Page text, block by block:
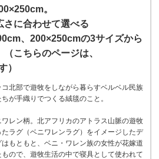
。
に合わせて選べる
、200×250cmの3サイズから
こちらのページは、
）
コ北部で遊牧をしながら暮らすベルベル民族
が手織りでつくる絨毯のこと。
レン柄。北アフリカのアトラス山脈の遊牧
ラグ（ベニワレンラグ）をイメージしたデ
もともと、ベニ・ワレン族の女性が花嫁道
ので、遊牧生活の中で寝具として使われて